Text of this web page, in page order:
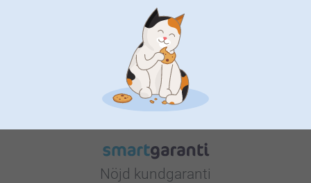
smartphoto
Nöjd kundgaranti